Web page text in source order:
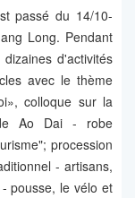
passé du 14/10-
Long. Pendant
d'activités
avec le thème
colloque sur la
Ao Dai - robe
procession
- artisans,
pousse, le vélo et